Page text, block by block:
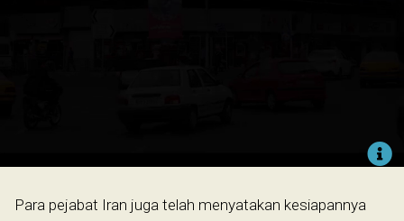
Para pejabat Iran juga telah menyatakan kesiapannya